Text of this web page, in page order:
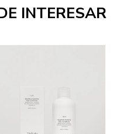
INTERESAR